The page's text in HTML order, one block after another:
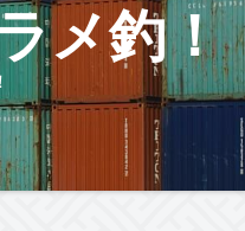
メ釣！